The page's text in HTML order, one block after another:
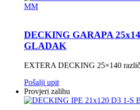
DECKING GARAPA
GLADAK
EXTERA DECKING 25×140
Pošalji upit
Provjeri zalihu